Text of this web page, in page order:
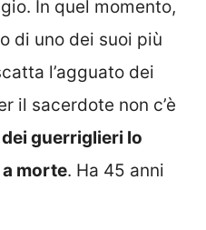
In quel momento,
di uno dei suoi più
l’agguato dei
il sacerdote non c’è
guerriglieri lo
morte. Ha 45 anni